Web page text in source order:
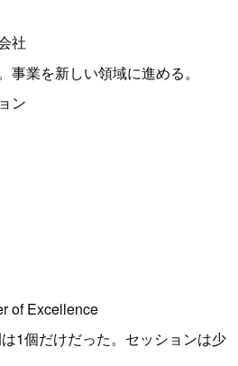
社
事業を新しい領域に進める。
ン
of Excellence
1個だけだった。セッションは少